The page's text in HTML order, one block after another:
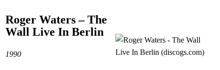
Roger Waters – The
Wall Live In Berlin
1990